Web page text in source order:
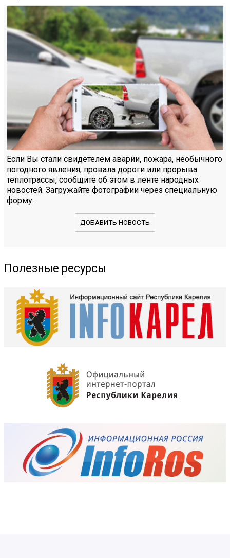
Если Вы стали свидетелем аварии, пожара, необычного
погодного явления, провала дороги или прорыва
теплотрассы, сообщите об этом в ленте народных
новостей. Загружайте фотографии через специальную
форму.
ДОБАВИТЬ НОВОСТЬ
Полезные ресурсы